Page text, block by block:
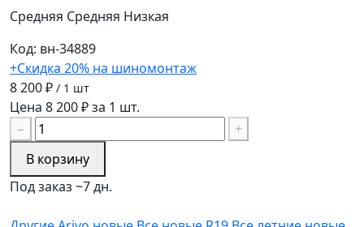
Средняя Средняя Низкая
Код: вн-34889
+Скидка 20% на шиномонтаж
8 200 ₽ / 1 шт
Цена 8 200 ₽ за 1 шт.
−
+
В корзину
Под заказ ~7 дн.